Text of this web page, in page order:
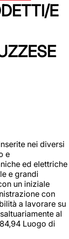
E
nei diversi
e
ed elettriche
e grandi
un iniziale
con
a lavorare su
al
Luogo di